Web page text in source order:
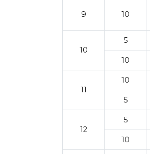
9 10
10
5
10
11
10
5
12
5
10